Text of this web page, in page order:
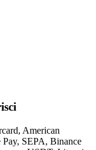
American
SEPA, Binance